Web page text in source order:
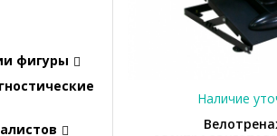
фигуры
Наличие